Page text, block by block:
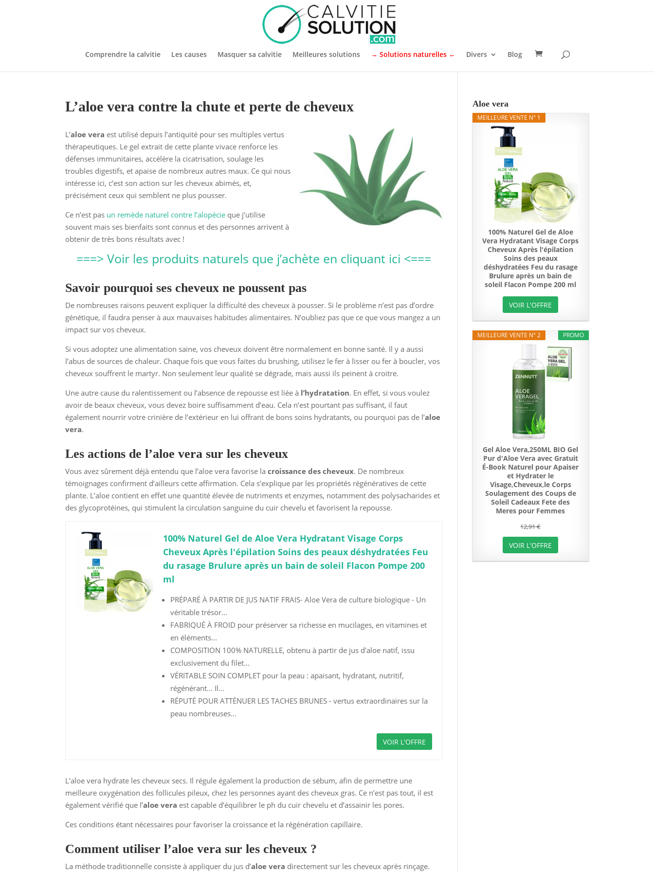
Comprendre la calvitie Les causes Masquer sa calvitie Meilleures solutions → Solutions naturelles ← Divers Blog
L’aloe vera contre la chute et perte de cheveux
L’aloe vera est utilisé depuis l’antiquité pour ses multiples vertus
thérapeutiques. Le gel extrait de cette plante vivace renforce les
défenses immunitaires, accélère la cicatrisation, soulage les
troubles digestifs, et apaise de nombreux autres maux. Ce qui nous
intéresse ici, c’est son action sur les cheveux abimés, et,
précisément ceux qui semblent ne plus pousser.
Ce n’est pas un remède naturel contre l’alopécie que j’utilise
souvent mais ses bienfaits sont connus et des personnes arrivent à
obtenir de très bons résultats avec !
===> Voir les produits naturels que j’achète en cliquant ici <===
Savoir pourquoi ses cheveux ne poussent pas
De nombreuses raisons peuvent expliquer la difficulté des cheveux à pousser. Si le problème n’est pas d’ordre
génétique, il faudra penser à aux mauvaises habitudes alimentaires. N’oubliez pas que ce que vous mangez a un
impact sur vos cheveux.
Si vous adoptez une alimentation saine, vos cheveux doivent être normalement en bonne santé. Il y a aussi
l’abus de sources de chaleur. Chaque fois que vous faites du brushing, utilisez le fer à lisser ou fer à boucler, vos
cheveux souffrent le martyr. Non seulement leur qualité se dégrade, mais aussi ils peinent à croitre.
Une autre cause du ralentissement ou l’absence de repousse est liée à l’hydratation. En effet, si vous voulez
avoir de beaux cheveux, vous devez boire suffisamment d’eau. Cela n’est pourtant pas suffisant, il faut
également nourrir votre crinière de l’extérieur en lui offrant de bons soins hydratants, ou pourquoi pas de l’aloe
vera.
Les actions de l’aloe vera sur les cheveux
Vous avez sûrement déjà entendu que l’aloe vera favorise la croissance des cheveux. De nombreux
témoignages confirment d’ailleurs cette affirmation. Cela s’explique par les propriétés régénératives de cette
plante. L’aloe contient en effet une quantité élevée de nutriments et enzymes, notamment des polysacharides et
des glycoprotéines, qui stimulent la circulation sanguine du cuir chevelu et favorisent la repousse.
100% Naturel Gel de Aloe Vera Hydratant Visage Corps
Cheveux Après l'épilation Soins des peaux déshydratées Feu
du rasage Brulure après un bain de soleil Flacon Pompe 200
ml
PRÉPARÉ À PARTIR DE JUS NATIF FRAIS- Aloe Vera de culture biologique - Un
véritable trésor...
FABRIQUÉ À FROID pour préserver sa richesse en mucilages, en vitamines et
en éléments...
COMPOSITION 100% NATURELLE, obtenu à partir de jus d'aloe natif, issu
exclusivement du filet...
VÉRITABLE SOIN COMPLET pour la peau : apaisant, hydratant, nutritif,
régénérant... Il...
RÉPUTÉ POUR ATTÉNUER LES TACHES BRUNES - vertus extraordinaires sur la
peau nombreuses...
VOIR L'OFFRE
L’aloe vera hydrate les cheveux secs. Il régule également la production de sébum, afin de permettre une
meilleure oxygénation des follicules pileux, chez les personnes ayant des cheveux gras. Ce n’est pas tout, il est
également vérifié que l’aloe vera est capable d’équilibrer le ph du cuir chevelu et d’assainir les pores.
Ces conditions étant nécessaires pour favoriser la croissance et la régénération capillaire.
Comment utiliser l’aloe vera sur les cheveux ?
La méthode traditionnelle consiste à appliquer du jus d’aloe vera directement sur les cheveux après rinçage.
Aloe vera
MEILLEURE VENTE N° 1
100% Naturel Gel de Aloe
Vera Hydratant Visage Corps
Cheveux Après l'épilation
Soins des peaux
déshydratées Feu du rasage
Brulure après un bain de
soleil Flacon Pompe 200 ml
VOIR L'OFFRE
PROMO
MEILLEURE VENTE N° 2
Gel Aloe Vera,250ML BIO Gel
Pur d'Aloe Vera avec Gratuit
É-Book Naturel pour Apaiser
et Hydrater le
Visage,Cheveux,le Corps
Soulagement des Coups de
Soleil Cadeaux Fete des
Meres pour Femmes
12,91 €
VOIR L'OFFRE